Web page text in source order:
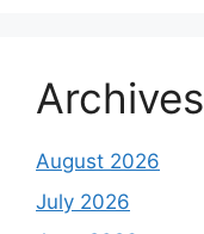
Archives
August 2026
July 2026